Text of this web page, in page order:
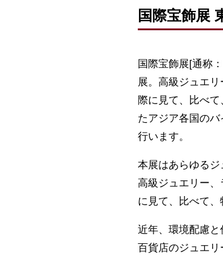
国際宝飾展
国際宝飾展[通称
展。高級ジュエ
際に見て、比べ
たアジア各国の
行います。
本展はあらゆるジ
高級ジュエリー
に見て、比べて、
近年、環境配慮
百貨店のジュエ